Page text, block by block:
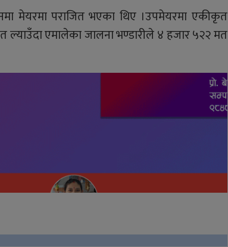
मेयरमा पराजित भएका थिए ।उपमेयरमा एकीकृत
एमालेका जालना भण्डारीले ४ हजार ५२२ मत